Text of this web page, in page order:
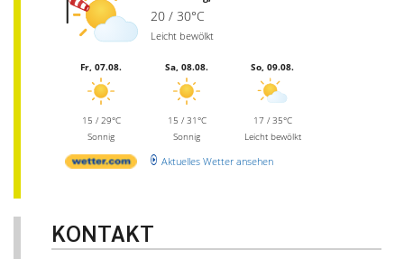
20 / 30°C
Leicht bewölkt
Fr, 07.08.
15 / 29°C
Sonnig
Sa, 08.08.
15 / 31°C
Sonnig
So, 09.08.
17 / 35°C
Leicht bewölkt
Aktuelles Wetter ansehen
KONTAKT